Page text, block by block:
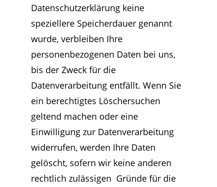
Datenschutzerklärung keine
speziellere Speicherdauer genannt
wurde, verbleiben Ihre
personenbezogenen Daten bei uns,
bis der Zweck für die
Datenverarbeitung entfällt. Wenn Sie
ein berechtigtes Löschersuchen
geltend machen oder eine
Einwilligung zur Datenverarbeitung
widerrufen, werden Ihre Daten
gelöscht, sofern wir keine anderen
rechtlich zulässigen Gründe für die